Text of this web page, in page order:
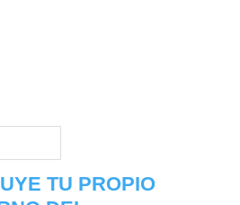
TU PROPIO